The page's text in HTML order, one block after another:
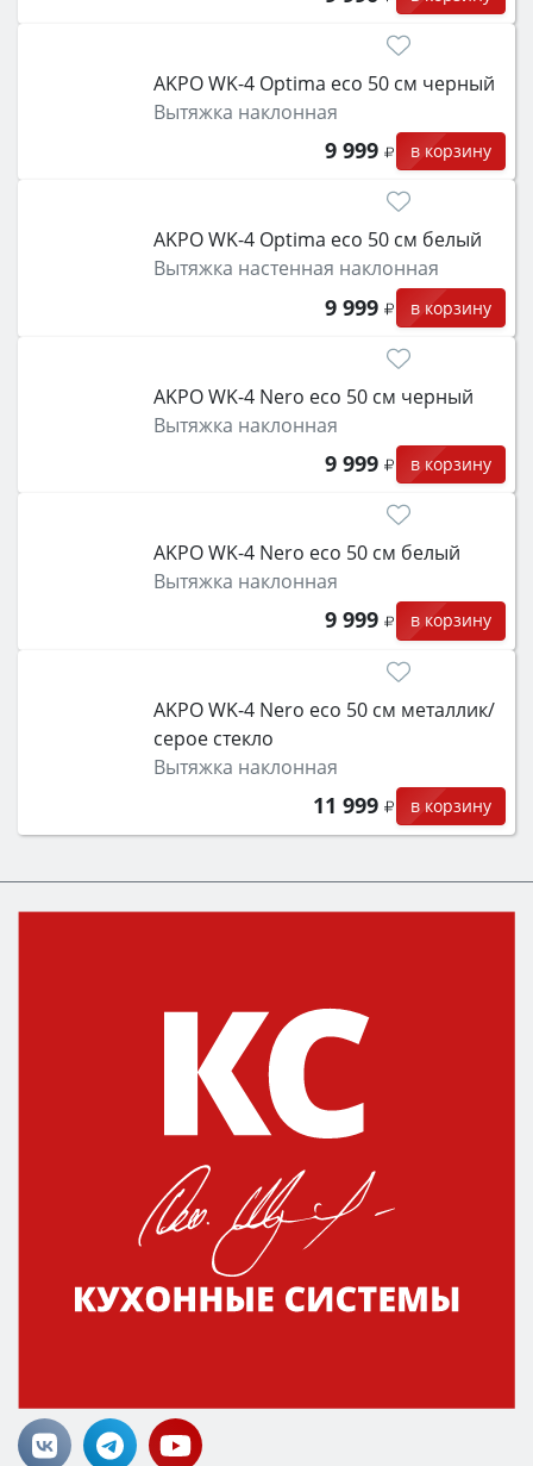
AKPO WK-4 Optima eco 50 см черный
Вытяжка наклонная
9 999 в корзину
AKPO WK-4 Optima eco 50 см белый
Вытяжка настенная наклонная
9 999 в корзину
AKPO WK-4 Nero eco 50 см черный
Вытяжка наклонная
9 999 в корзину
AKPO WK-4 Nero eco 50 см белый
Вытяжка наклонная
9 999 в корзину
AKPO WK-4 Nero eco 50 см металлик/
серое стекло
Вытяжка наклонная
11 999 в корзину